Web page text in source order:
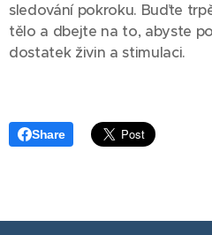
sledování pokroku. Buďte
tělo a dbejte na to, abyste
dostatek živin a stimulaci.
Share